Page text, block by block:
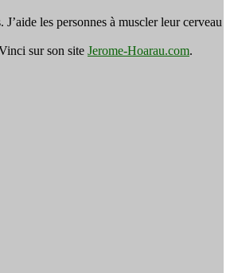
les personnes à muscler leur cerveau
sur son site Jerome-Hoarau.com.